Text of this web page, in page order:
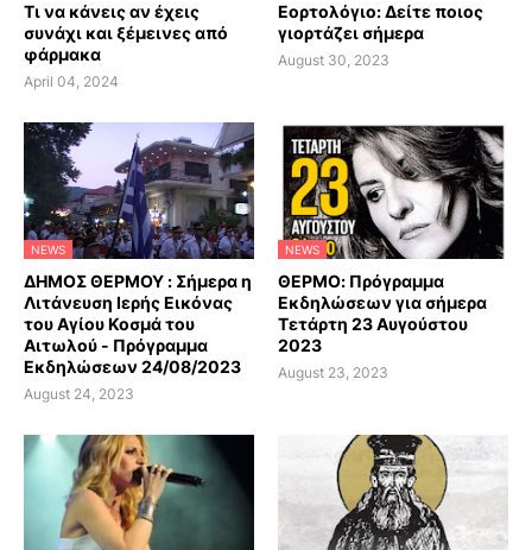
Τι να κάνεις αν έχεις
συνάχι και ξέμεινες από
φάρμακα
April 04, 2024
Εορτολόγιο: Δείτε ποιος
γιορτάζει σήμερα
August 30, 2023
NEWS
ΔΗΜΟΣ ΘΕΡΜΟΥ : Σήμερα η
Λιτάνευση Ιερής Εικόνας
του Αγίου Κοσμά του
Αιτωλού - Πρόγραμμα
Εκδηλώσεων 24/08/2023
August 24, 2023
NEWS
ΘΕΡΜΟ: Πρόγραμμα
Εκδηλώσεων για σήμερα
Τετάρτη 23 Αυγούστου
2023
August 23, 2023